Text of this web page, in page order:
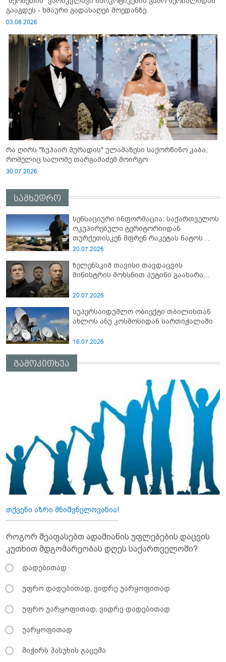
გააგდეს - ხმაური გადასაღებ მოედანზე
03.08.2026
რა ღირს "ზუჰაირ მურადის" ულამაზესი საქორწინო კაბა,
რომელიც სალომე თარგამაძემ მოირგო
30.07.2026
სამხედრო
სენსაციური ინფორმაცია: საქართველოს
ოკუპირებული ტერიტორიიდან
თურქეთისკენ მფრენ რაკეტას ნატოს
სამიტი კინაღამ ჩაუშლია
20.07.2026
ზელენსკიმ თავისი თავდაცვის
მინისტრის მოხსნით პუტინი გაახარა...
20.07.2026
სუპერსაიდუმლო ობიექტი თბილისთან
ახლოს ანუ კოსმოსიდან სართიჭალაში
16.07.2026
გამოკითხვა
თქვენი აზრი მნიშვნელოვანია!
როგორ შეაფასებთ ადამიანის უფლებების დაცვის
კუთხით მდგომარეობას დღეს საქართველოში?
დადებითად
უფრო დადებითად, ვიდრე უარყოფითად
უფრო უარყოფითად, ვიდრე დადებითად
უარყოფითად
მიჭირს პასუხის გაცემა